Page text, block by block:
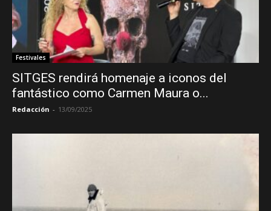
Festivales
SITGES rendirá homenaje a iconos del
fantástico como Carmen Maura o...
Redacción - 13/09/2025